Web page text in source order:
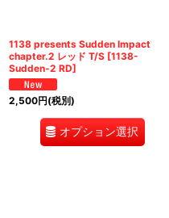
1138 presents Sudden Impact
chapter.2 レッド T/S [1138-
Sudden-2 RD]
2,500円(税別)
オプション選択